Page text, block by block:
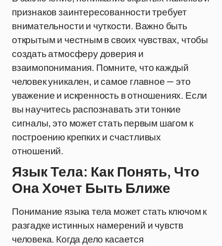
признаков заинтересованности требует
внимательности и чуткости. Важно быть
открытым и честным в своих чувствах, чтобы
создать атмосферу доверия и
взаимопонимания. Помните, что каждый
человек уникален, и самое главное — это
уважение и искренность в отношениях. Если
вы научитесь распознавать эти тонкие
сигналы, это может стать первым шагом к
построению крепких и счастливых
отношений.
Язык Тела: Как Понять, Что
Она Хочет Быть Ближе
Понимание языка тела может стать ключом к
разгадке истинных намерений и чувств
человека. Когда дело касается